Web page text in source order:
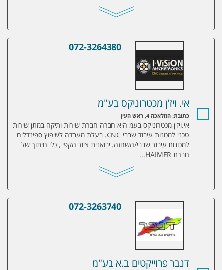
אי. ויז'ן מכטרוניקס בע"מ
072-3264380
אי. ויז'ן מכטרוניקס בע"מ
כתובת: המלאכה 4, ראש העין
אי.ויז'ן מכטרוניקס בעמ היא חברה חברת שירות ותיקה במתן שירות
טכני למכונות עיבוד שבבי CNC. בעלת מעבדה לשיפוץ ספינדלים
למכונות עיבוד שבבי/השחזה. יבואנית ציוד הקפי , כלי חיתוך של
חברת HAIMER...
דנבר פרוייקטים ב.א בע"מ
072-3263740
דנבר פרוייקטים ב.א בע"מ